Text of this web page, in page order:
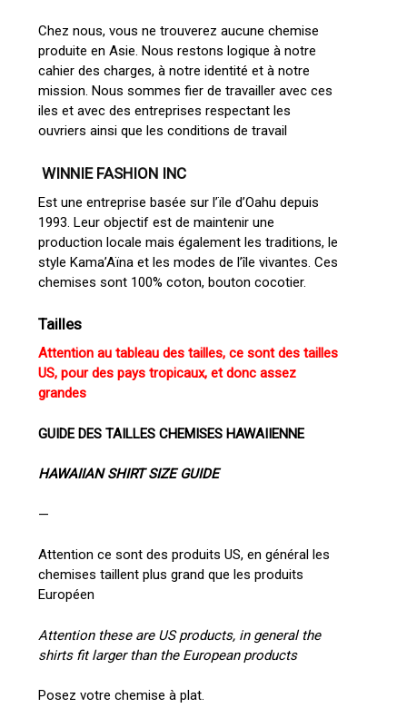
Chez nous, vous ne trouverez aucune chemise
produite en Asie. Nous restons logique à notre
cahier des charges, à notre identité et à notre
mission. Nous sommes fier de travailler avec ces
iles et avec des entreprises respectant les
ouvriers ainsi que les conditions de travail
WINNIE FASHION INC
Est une entreprise basée sur l’ïle d’Oahu depuis
1993. Leur objectif est de maintenir une
production locale mais également les traditions, le
style Kama’Aïna et les modes de l’île vivantes. Ces
chemises sont 100% coton, bouton cocotier.
Tailles
Attention au tableau des tailles, ce sont des tailles
US, pour des pays tropicaux, et donc assez
grandes
GUIDE DES TAILLES CHEMISES HAWAIIENNE
HAWAIIAN SHIRT SIZE GUIDE
—
Attention ce sont des produits US, en général les
chemises taillent plus grand que les produits
Européen
Attention these are US products, in general the
shirts fit larger than the European products
Posez votre chemise à plat.